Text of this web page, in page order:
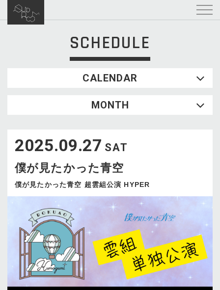
SCHEDULE
CALENDAR
WED
2
3 4 5
16
17 18 19
23
24 25 26 27
30
31
MONTH
2025.09.27 SAT
僕が見たかった青空
僕が見たかった青空 超雲組公演 HYPER